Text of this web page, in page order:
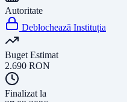
Autoritate
Deblochează Instituția
Buget Estimat
2.690 RON
Finalizat la